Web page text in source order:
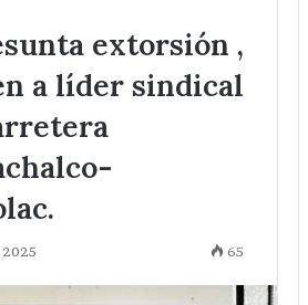
extorsión ,
a líder sindical
65